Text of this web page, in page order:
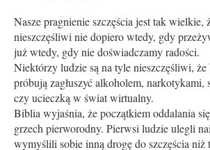
Nasze pragnienie szczęścia jest tak wielkie,
nieszczęśliwi nie dopiero wtedy, gdy
już wtedy, gdy nie doświadczamy radości.
Niektórzy ludzie są na tyle nieszczęśliwi, że
próbują zagłuszyć alkoholem, narkotykami,
czy ucieczką w świat wirtualny.
Biblia wyjaśnia, że początkiem oddalania
grzech pierworodny. Pierwsi ludzie ulegli
wymyślili sobie inną drogę do szczęścia niż